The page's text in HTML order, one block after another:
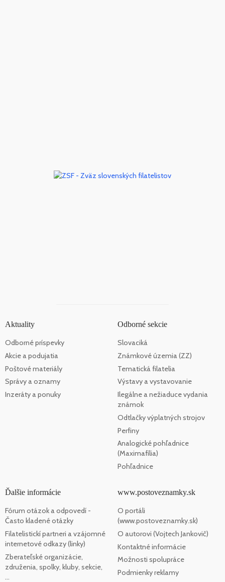
Aktuality
Odborné príspevky
Akcie a podujatia
Poštové materiály
Správy a oznamy
Inzeráty a ponuky
Odborné sekcie
Slovaciká
Známkové územia (ZZ)
Tematická filatelia
Výstavy a vystavovanie
Ilegálne a nežiaduce vydania
známok
Odtlačky výplatných strojov
Perfiny
Analogické pohľadnice
(Maximafília)
Pohľadnice
Ďalšie informácie
Fórum otázok a odpovedí -
Často kladené otázky
Filatelistickí partneri a vzájomné
internetové odkazy (linky)
Zberateľské organizácie,
združenia, spolky, kluby, sekcie,
...
www.postoveznamky.sk
O portáli
(www.postoveznamky.sk)
O autorovi (Vojtech Jankovič)
Kontaktné informácie
Možnosti spolupráce
Podmienky reklamy